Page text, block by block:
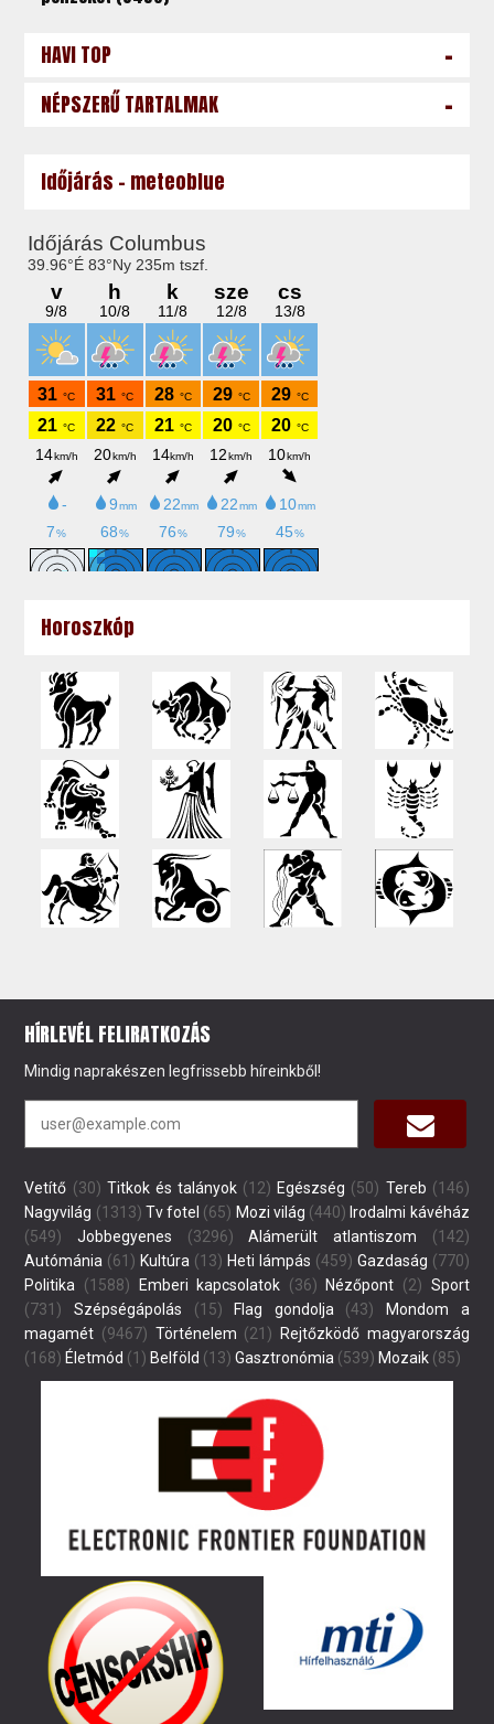
HAVI TOP -
NÉPSZERŰ TARTALMAK -
Időjárás - meteoblue
Horoszkóp
HÍRLEVÉL FELIRATKOZÁS
Mindig naprakészen legfrissebb híreinkből!
Vetítő (30) Titkok és talányok(12) Egészség (50) Tereb (146)
Nagyvilág (1313) Tv fotel (65) Mozi világ (440) Irodalmi kávéház
(549)
Jobbegyenes (3296) Alámerült atlantiszom (142)
Autómánia (61) Kultúra (13) Heti lámpás (459) Gazdaság (770)
Politika (1588) Emberi kapcsolatok (36) Nézőpont (2) Sport
(731)
Szépségápolás (15) Flag gondolja (43)
Mondom a
magamét (9467) Történelem (21)
Rejtőzködő magyarország
(168) Életmód (1) Belföld (13) Gasztronómia (539) Mozaik (85)